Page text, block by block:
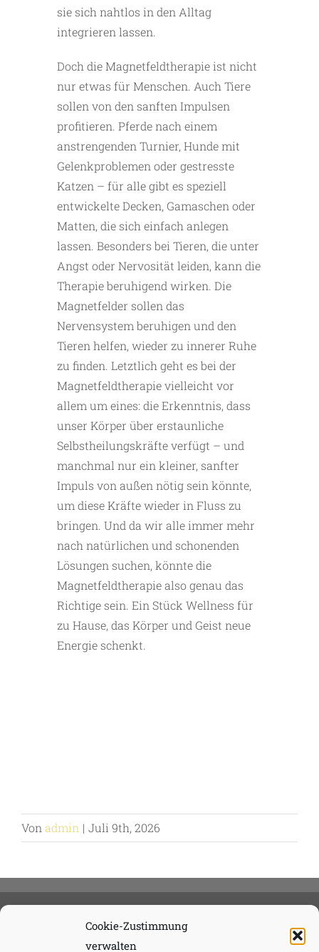
Cookie-Zustimmung
verwalten
sie sich nahtlos in den Alltag
integrieren lassen.
Doch die Magnetfeldtherapie ist nicht
nur etwas für Menschen. Auch Tiere
sollen von den sanften Impulsen
profitieren. Pferde nach einem
anstrengenden Turnier, Hunde mit
Gelenkproblemen oder gestresste
Katzen – für alle gibt es speziell
entwickelte Decken, Gamaschen oder
Matten, die sich einfach anlegen
lassen. Besonders bei Tieren, die unter
Angst oder Nervosität leiden, kann die
Therapie beruhigend wirken. Die
Magnetfelder sollen das
Nervensystem beruhigen und den
Tieren helfen, wieder zu innerer Ruhe
zu finden. Letztlich geht es bei der
Magnetfeldtherapie vielleicht vor
allem um eines: die Erkenntnis, dass
unser Körper über erstaunliche
Selbstheilungskräfte verfügt – und
manchmal nur ein kleiner, sanfter
Impuls von außen nötig sein könnte,
um diese Kräfte wieder in Fluss zu
bringen. Und da wir alle immer mehr
nach natürlichen und schonenden
Lösungen suchen, könnte die
Magnetfeldtherapie also genau das
Richtige sein. Ein Stück Wellness für
zu Hause, das Körper und Geist neue
Energie schenkt.
Von admin | Juli 9th, 2026